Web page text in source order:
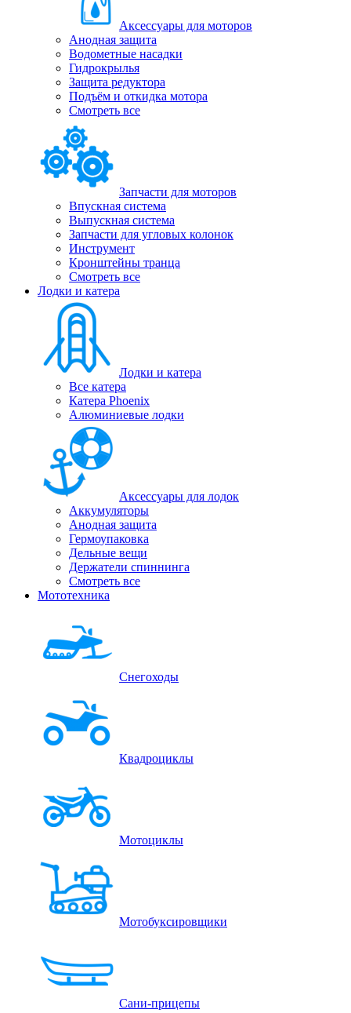
Аксессуары для моторов
Анодная защита
Водометные насадки
Гидрокрылья
Защита редуктора
Подъём и откидка мотора
Смотреть все
Запчасти для моторов
Впускная система
Выпускная система
Запчасти для угловых колонок
Инструмент
Кронштейны транца
Смотреть все
Лодки и катера
Лодки и катера
Все катера
Катера Phoenix
Алюминиевые лодки
Аксессуары для лодок
Аккумуляторы
Анодная защита
Гермоупаковка
Дельные вещи
Держатели спиннинга
Смотреть все
Мототехника
Снегоходы
Квадроциклы
Мотоциклы
Мотобуксировщики
Сани-прицепы